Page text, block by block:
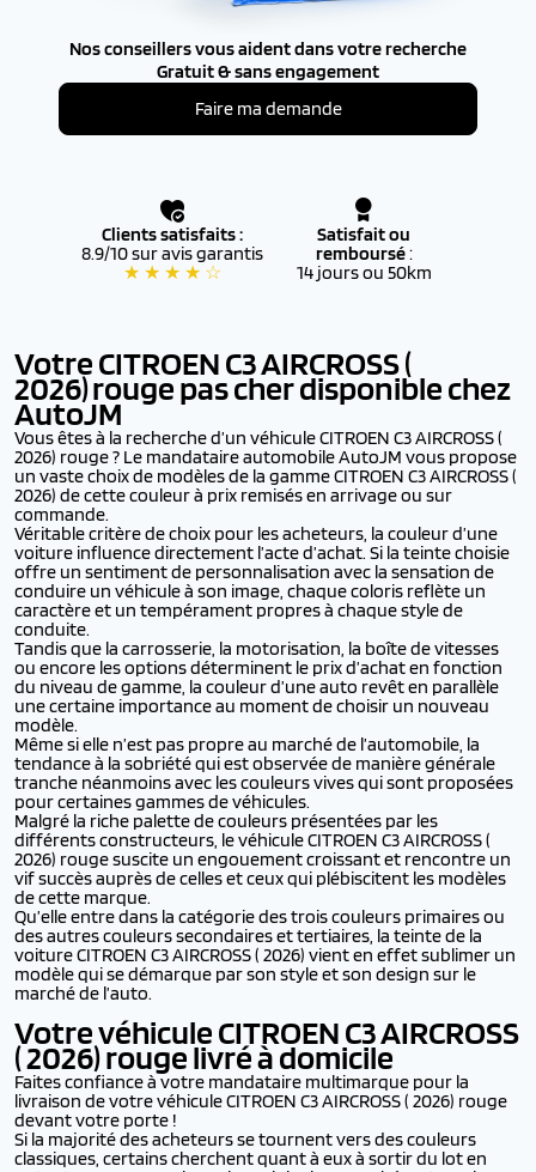
Nos conseillers vous aident dans votre recherche
Gratuit & sans engagement
Faire ma demande
Clients satisfaits :
8.9/10 sur avis garantis
★ ★ ★ ★ ☆
Satisfait ou
remboursé:
14 jours ou 50km
Votre CITROEN C3 AIRCROSS (
2026)rouge pas cher disponible chez
AutoJM
Vous êtes à la recherche d’un véhicule CITROEN C3 AIRCROSS (
2026) rouge ? Le mandataire automobile AutoJM vous propose
un vaste choix de modèles de la gamme CITROEN C3 AIRCROSS (
2026) de cette couleur à prix remisés en arrivage ou sur
commande.
Véritable critère de choix pour les acheteurs, la couleur d’une
voiture influence directement l’acte d’achat. Si la teinte choisie
offre un sentiment de personnalisation avec la sensation de
conduire un véhicule à son image, chaque coloris reflète un
caractère et un tempérament propres à chaque style de
conduite.
Tandis que la carrosserie, la motorisation, la boîte de vitesses
ou encore les options déterminent le prix d’achat en fonction
du niveau de gamme, la couleur d’une auto revêt en parallèle
une certaine importance au moment de choisir un nouveau
modèle.
Même si elle n’est pas propre au marché de l’automobile, la
tendance à la sobriété qui est observée de manière générale
tranche néanmoins avec les couleurs vives qui sont proposées
pour certaines gammes de véhicules.
Malgré la riche palette de couleurs présentées par les
différents constructeurs, le véhicule CITROEN C3 AIRCROSS (
2026) rouge suscite un engouement croissant et rencontre un
vif succès auprès de celles et ceux qui plébiscitent les modèles
de cette marque.
Qu’elle entre dans la catégorie des trois couleurs primaires ou
des autres couleurs secondaires et tertiaires, la teinte de la
voiture CITROEN C3 AIRCROSS ( 2026) vient en effet sublimer un
modèle qui se démarque par son style et son design sur le
marché de l’auto.
Votre véhicule CITROEN C3 AIRCROSS
( 2026) rouge livré à domicile
Faites confiance à votre mandataire multimarque pour la
livraison de votre véhicule CITROEN C3 AIRCROSS ( 2026) rouge
devant votre porte !
Si la majorité des acheteurs se tournent vers des couleurs
classiques, certains cherchent quant à eux à sortir du lot en